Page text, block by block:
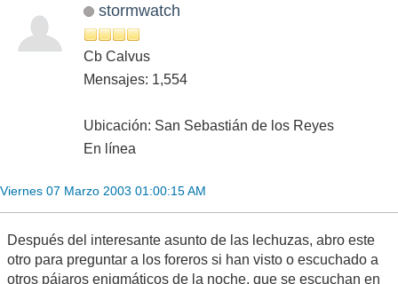
stormwatch
Cb Calvus
Mensajes: 1,554
Ubicación: San Sebastián de los Reyes
En línea
Viernes 07 Marzo 2003 01:00:15 AM
Después del interesante asunto de las lechuzas, abro este
otro para preguntar a los foreros si han visto o escuchado a
otros pájaros enigmáticos de la noche, que se escuchan en